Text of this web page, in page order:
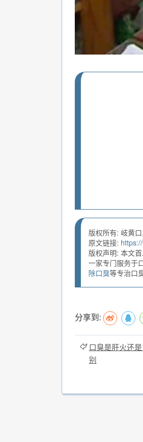
版权所有: 岐黄
原文链接:
版权声明: 本文
一家专门服务于
除口臭等专治口
分享到:
口臭是肝火还
别